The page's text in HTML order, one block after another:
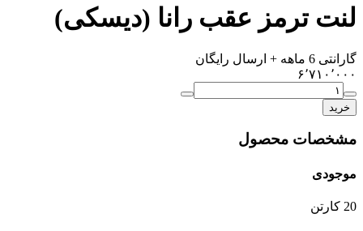
لنت ترمز عقب رانا (دیسکی)
گارانتی 6 ماهه + ارسال رایگان
۶٬۷۱۰٬۰۰۰
خرید
مشخصات محصول
موجودی
20 کارتن